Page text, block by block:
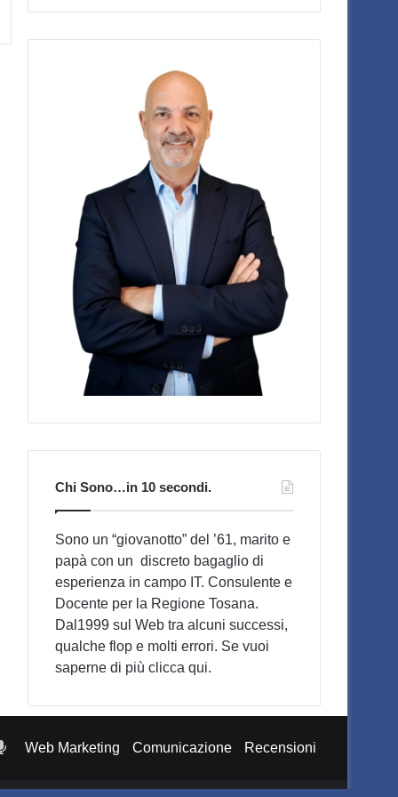
Chi Sono…in 10 secondi.
Sono un “giovanotto” del ’61, marito e
papà con un discreto bagaglio di
esperienza in campo IT. Consulente e
Docente per la Regione Tosana.
Dal1999 sul Web tra alcuni successi,
qualche flop e molti errori. Se vuoi
saperne di più clicca qui.
Web Marketing Comunicazione Recensioni
Podcast
di